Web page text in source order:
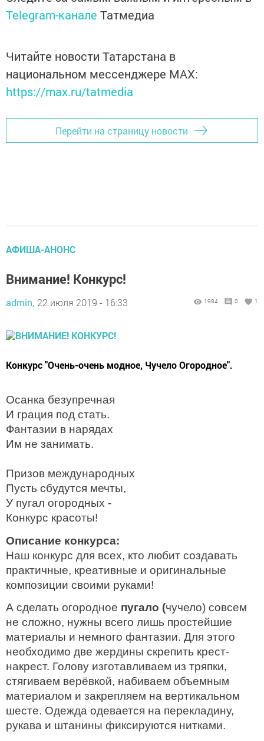
Telegram-канале Татмедиа
Читайте новости Татарстана в
национальном мессенджере MАХ:
https://max.ru/tatmedia
Перейти на страницу новости
АФИША-АНОНС
Внимание! Конкурс!
admin, 22 июля 2019 - 16:33 1984 0 1
Конкурс "Очень-очень модное, Чучело Огородное".
Осанка безупречная
И грация под стать.
Фантазии в нарядах
Им не занимать.
Призов международных
Пусть сбудутся мечты,
У пугал огородных -
Конкурс красоты!
Описание конкурса:
Наш конкурс для всех, кто любит создавать
практичные, креативные и оригинальные
композиции своими руками!
А сделать огородное пугало (чучело) совсем
не сложно, нужны всего лишь простейшие
материалы и немного фантазии. Для этого
необходимо две жердины скрепить крест-
накрест. Голову изготавливаем из тряпки,
стягиваем верёвкой, набиваем объемным
материалом и закрепляем на вертикальном
шесте. Одежда одевается на перекладину,
рукава и штанины фиксируются нитками.